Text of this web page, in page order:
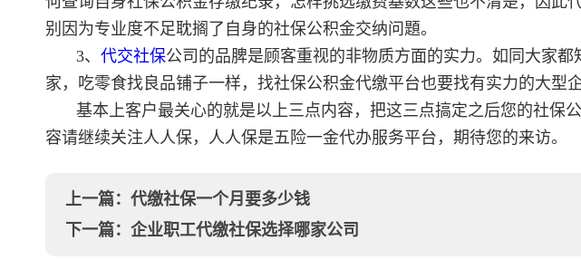
别因为专业度不足耽搁了自身的社保公积金交纳问題。
3、代交社保公司的品脾是顾客重视的非物质方面的实力。如同大家
家，吃零食找良品铺子一样，找社保公积金代缴平台也要找有实力的大型企
基本上客户最关心的就是以上三点内容，把这三点搞定之后您的社保
容请继续关注人人保，人人保是五险一金代办服务平台，期待您的来访。
上一篇： 代缴社保一个月要多少钱
下一篇： 企业职工代缴社保选择哪家公司